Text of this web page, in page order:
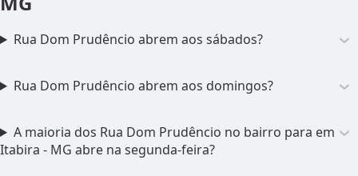
Rua Dom Prudêncio abrem aos sábados?
Rua Dom Prudêncio abrem aos domingos?
A maioria dos Rua Dom Prudêncio no bairro para em
Itabira - MG abre na segunda-feira?